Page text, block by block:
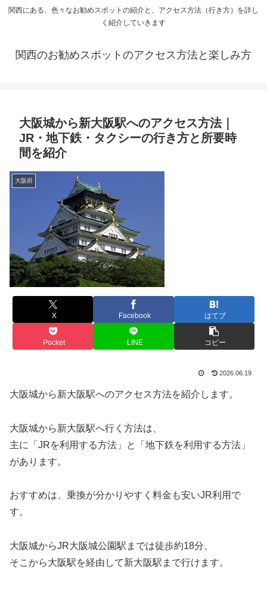
関西にある、色々なお勧めスポットの紹介と、アクセス方法（行き方）を詳し
く紹介していきます
関西のお勧めスポットのアクセス方法と楽しみ方
大阪城から新大阪駅へのアクセス方法｜
JR・地下鉄・タクシーの行き方と所要時
間を紹介
大阪府
X Facebook はてブ
Pocket LINE コピー
2026.06.19
大阪城から新大阪駅へのアクセス方法を紹介します。
大阪城から新大阪駅へ行く方法は、
主に「JRを利用する方法」と「地下鉄を利用する方法」
があります。
おすすめは、乗換が分かりやすく料金も安いJR利用で
す。
大阪城からJR大阪城公園駅までは徒歩約18分、
そこから大阪駅を経由して新大阪駅まで行けます。